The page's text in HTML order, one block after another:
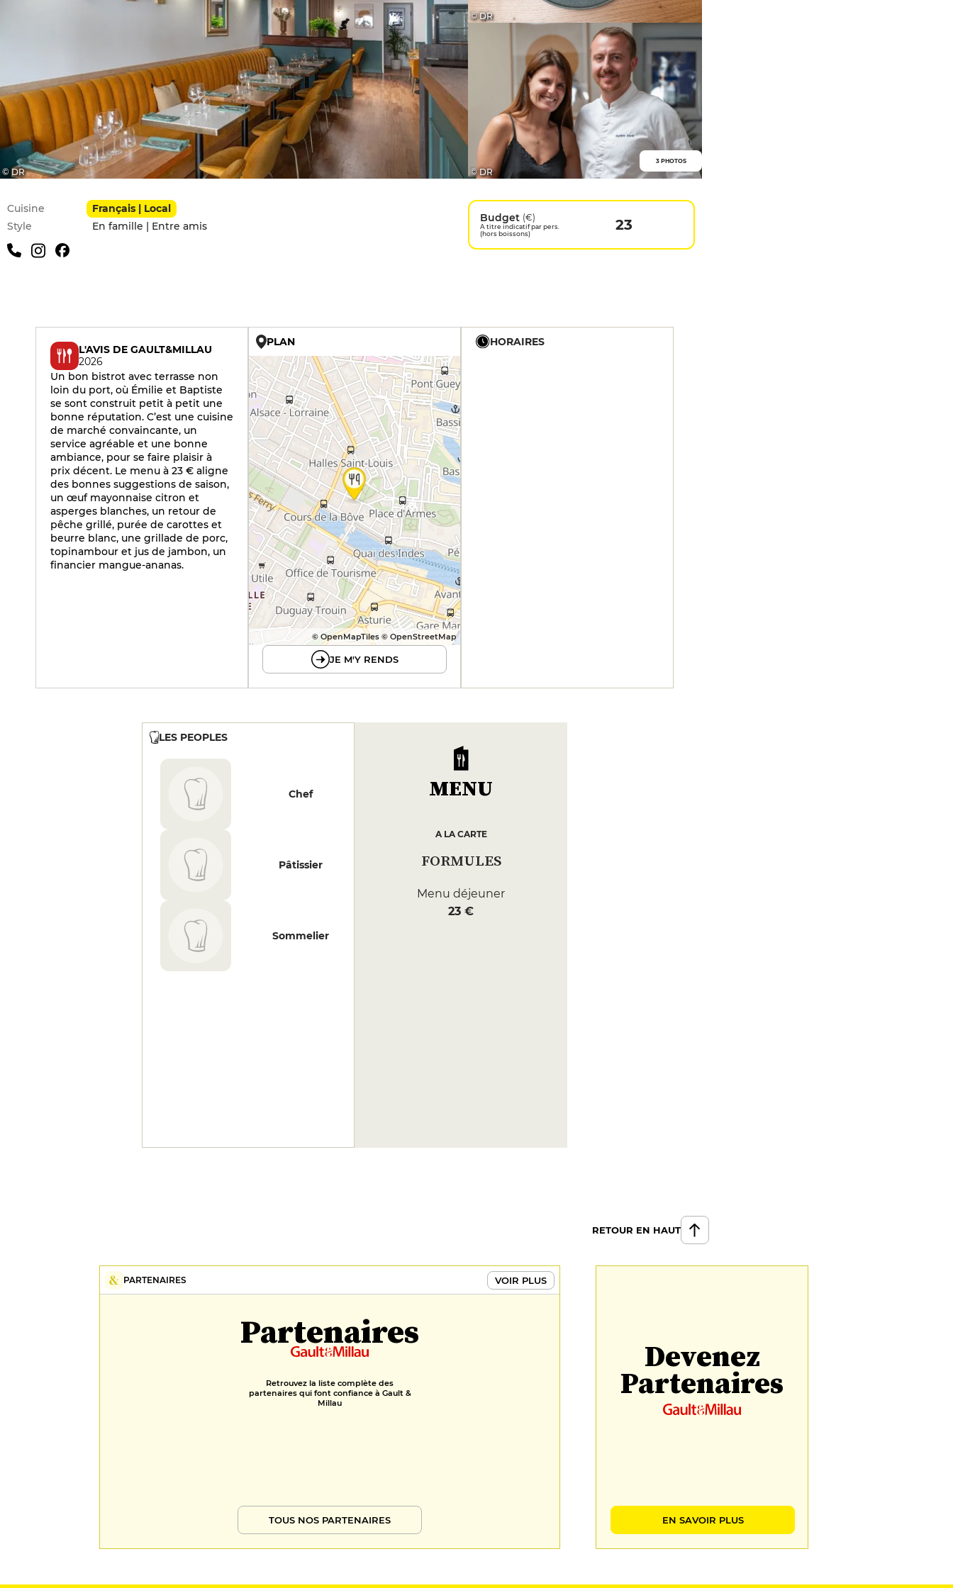
© DR
© DR
© DR
3 PHOTOS
Infos pratiques
Cuisine
Français | Local
Style
En famille | Entre amis
Budget (€)
A titre indicatif par pers.
(hors boissons)
23
L'AVIS DE GAULT&MILLAU
2026
Un bon bistrot avec terrasse non
loin du port, où Émilie et Baptiste
se sont construit petit à petit une
bonne réputation. C’est une cuisine
de marché convaincante, un
service agréable et une bonne
ambiance, pour se faire plaisir à
prix décent. Le menu à 23 € aligne
des bonnes suggestions de saison,
un œuf mayonnaise citron et
asperges blanches, un retour de
pêche grillé, purée de carottes et
beurre blanc, une grillade de porc,
topinambour et jus de jambon, un
financier mangue-ananas.
PLAN
© OpenMapTiles © OpenStreetMap
JE M'Y RENDS
HORAIRES
LES PEOPLES
Chef
Pâtissier
Sommelier
MENU
A LA CARTE
FORMULES
Menu déjeuner
23 €
RETOUR EN HAUT
PARTENAIRES VOIR PLUS
Partenaires
Retrouvez la liste complète des
partenaires qui font confiance à Gault &
Millau
TOUS NOS PARTENAIRES
Devenez
Partenaires
EN SAVOIR PLUS